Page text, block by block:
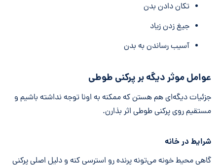
تکان دادن بدن
جیغ زدن زیاد
آسیب رساندن به بدن
عوامل موثر دیگه بر پرکنی طوطی
جزئیات دیگه‌ای هم هستن که ممکنه به اونا توجه نداشته باشیم و
مستقیم روی پرکنی طوطی اثر بذارن.
شرایط در خانه
گاهی محیط خونه می‌تونه پرنده رو استرسی کنه و دلیل اصلی پرکنی